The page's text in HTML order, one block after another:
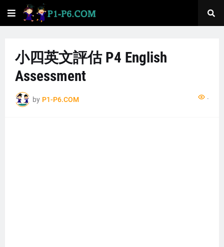
小四英文評估 P4 English
Assessment
by P1-P6.COM ...